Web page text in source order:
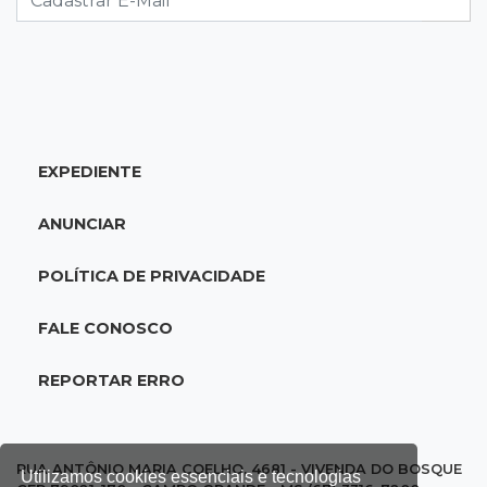
Utilizamos cookies essenciais e tecnologias
20:06Balcão de empregos
abertas em 114 funções
19:47Festival do Sobá
Em visita à Feira Central, Riedel volta a
futuro do jogo do bicho no País
EXPEDIENTE
ANUNCIAR
POLÍTICA DE PRIVACIDADE
FALE CONOSCO
REPORTAR ERRO
RUA ANTÔNIO MARIA COELHO, 4681 - VIVENDA DO BOSQUE